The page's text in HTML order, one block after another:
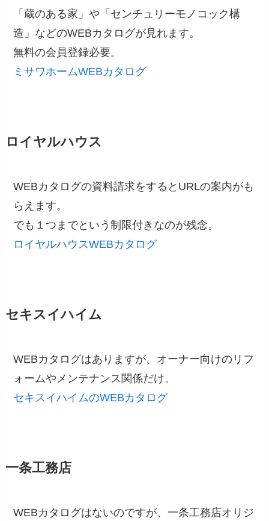
「蔵のある家」や「センチュリーモノコック構
造」などのWEBカタログが見れます。
無料の会員登録必要。
ミサワホームWEBカタログ
ロイヤルハウス
WEBカタログの資料請求をするとURLの案内がも
らえます。
でも１つまでという制限付きなのが残念。
ロイヤルハウスWEBカタログ
セキスイハイム
WEBカタログはありますが、オーナー向けのリフ
ォームやメンテナンス関係だけ。
セキスイハイムのWEBカタログ
一条工務店
WEBカタログはないのですが、一条工務店オリジ